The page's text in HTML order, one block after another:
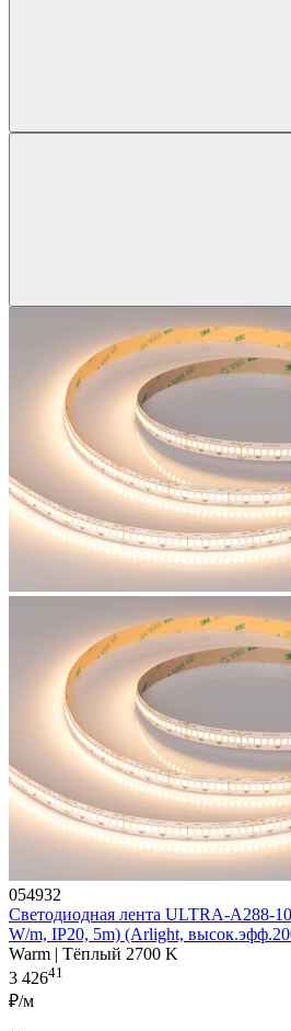
054932
Светодиодная лента ULTRA-A288-
W/m, IP20, 5m) (Arlight,
Warm | Тёплый 2700 K
3 42641
₽/м